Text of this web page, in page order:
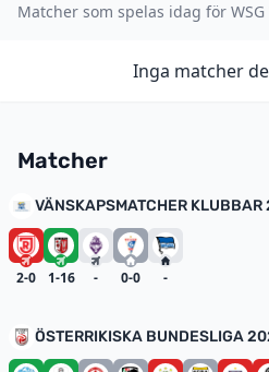
Matcher som spelas idag för WSG
Inga matcher
Matcher
VÄNSKAPSMATCHER
2-0 1-16 - 0-0 -
ÖSTERRIKISKA BUNDESLIGA